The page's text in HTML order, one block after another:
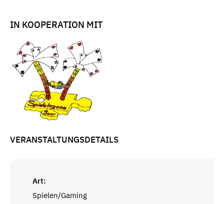
IN KOOPERATION MIT
VERANSTALTUNGSDETAILS
Art:
Spielen/Gaming